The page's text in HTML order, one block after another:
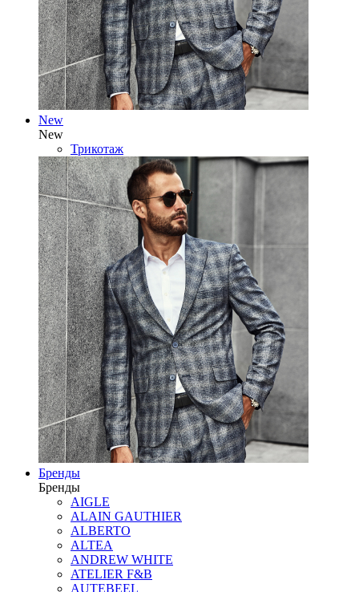
New
New
Трикотаж
Бренды
Бренды
AIGLE
ALAIN GAUTHIER
ALBERTO
ALTEA
ANDREW WHITE
ATELIER F&B
AUTEBEEL